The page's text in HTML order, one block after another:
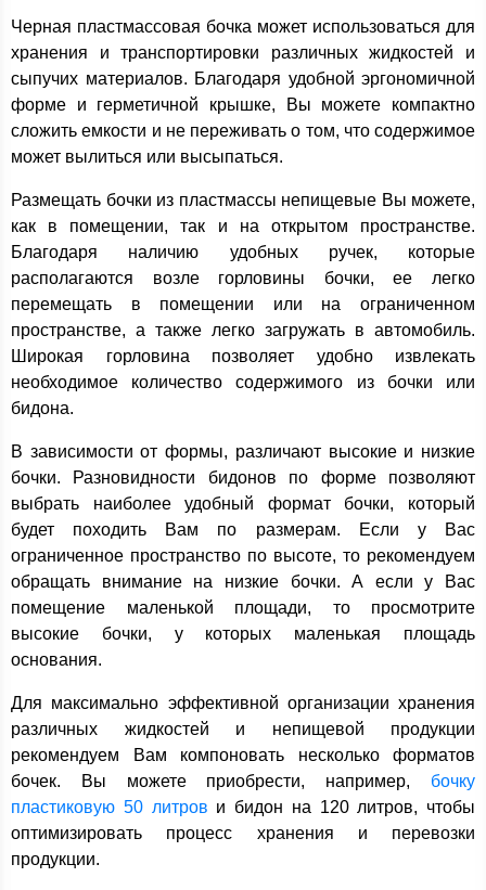
Черная пластмассовая бочка может использоваться для
хранения и транспортировки различных жидкостей и
сыпучих материалов. Благодаря удобной эргономичной
форме и герметичной крышке, Вы можете компактно
сложить емкости и не переживать о том, что содержимое
может вылиться или высыпаться.
Размещать бочки из пластмассы непищевые Вы можете,
как в помещении, так и на открытом пространстве.
Благодаря наличию удобных ручек, которые
располагаются возле горловины бочки, ее легко
перемещать в помещении или на ограниченном
пространстве, а также легко загружать в автомобиль.
Широкая горловина позволяет удобно извлекать
необходимое количество содержимого из бочки или
бидона.
В зависимости от формы, различают высокие и низкие
бочки. Разновидности бидонов по форме позволяют
выбрать наиболее удобный формат бочки, который
будет походить Вам по размерам. Если у Вас
ограниченное пространство по высоте, то рекомендуем
обращать внимание на низкие бочки. А если у Вас
помещение маленькой площади, то просмотрите
высокие бочки, у которых маленькая площадь
основания.
Для максимально эффективной организации хранения
различных жидкостей и непищевой продукции
рекомендуем Вам компоновать несколько форматов
бочек. Вы можете приобрести, например, бочку
пластиковую 50 литров и бидон на 120 литров, чтобы
оптимизировать процесс хранения и перевозки
продукции.